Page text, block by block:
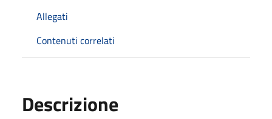
Allegati
Contenuti correlati
Descrizione